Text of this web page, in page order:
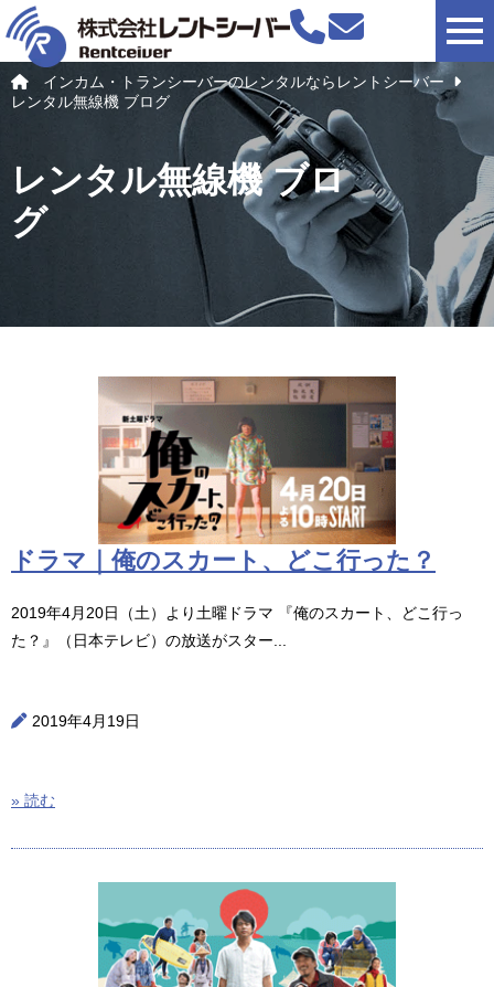
インカム・トランシーバーのレンタルならレントシーバー
レンタル無線機 ブログ
レンタル無線機 ブロ
グ
ドラマ｜俺のスカート、どこ行った？
2019年4月20日（土）より土曜ドラマ 『俺のスカート、どこ行っ
た？』（日本テレビ）の放送がスター...
2019年4月19日
» 読む